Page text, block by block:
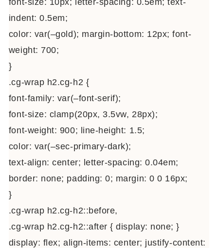
indent: 0.5em;
color: var(–gold); margin-bottom: 12px; font-
weight: 700;
}
.cg-wrap h2.cg-h2 {
font-family: var(–font-serif);
font-size: clamp(20px, 3.5vw, 28px);
font-weight: 900; line-height: 1.5;
color: var(–sec-primary-dark);
text-align: center; letter-spacing: 0.04em;
border: none; padding: 0; margin: 0 0 16px;
}
.cg-wrap h2.cg-h2::before,
.cg-wrap h2.cg-h2::after { display: none; }
display: flex; align-items: center; justify-content: